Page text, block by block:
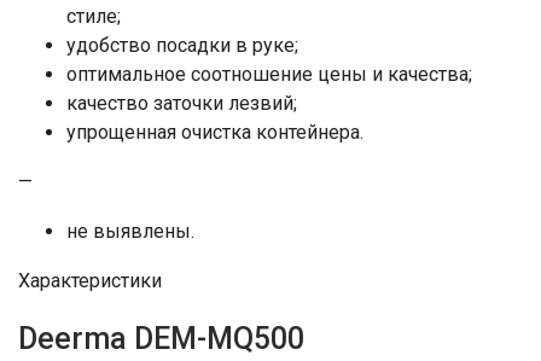
стиле;
удобство посадки в руке;
оптимальное соотношение цены и качества;
качество заточки лезвий;
упрощенная очистка контейнера.
—
не выявлены.
Характеристики
Deerma DEM-MQ500